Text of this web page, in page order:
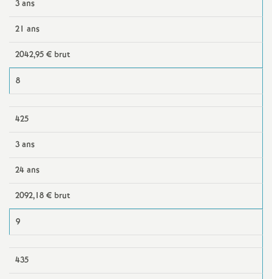
3 ans
21 ans
2042,95 € brut
8
425
3 ans
24 ans
2092,18 € brut
9
435